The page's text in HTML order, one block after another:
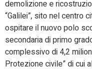
demolizione e
“Galilei”, sito nel centro
ospitare il nuovo polo
secondaria di primo
complessivo di 4,2
Protezione civile” di cui